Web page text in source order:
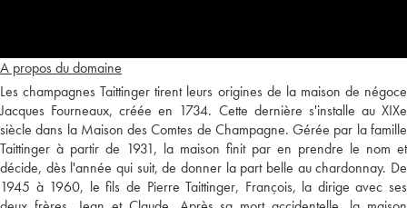
A propos du domaine
Les champagnes Taittinger tirent leurs origines de la maison de négoce
Jacques Fourneaux, créée en 1734. Cette dernière s'installe au XIXe
siècle dans la Maison des Comtes de Champagne. Gérée par la famille
Taittinger à partir de 1931, la maison finit par en prendre le nom et
décide, dès l'année qui suit, de donner la part belle au chardonnay. De
1945 à 1960, le fils de Pierre Taittinger, François, la dirige avec ses